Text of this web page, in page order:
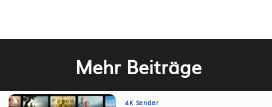
Mehr Beiträge
4K Sender